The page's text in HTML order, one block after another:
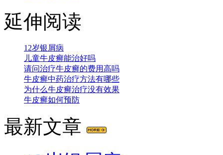
延伸阅读
12岁银屑病
儿童牛皮癣能治好吗
请问治疗牛皮癣的费用高吗
牛皮癣中药治疗方法有哪些
为什么牛皮癣治疗没有效果
牛皮癣如何预防
最新文章